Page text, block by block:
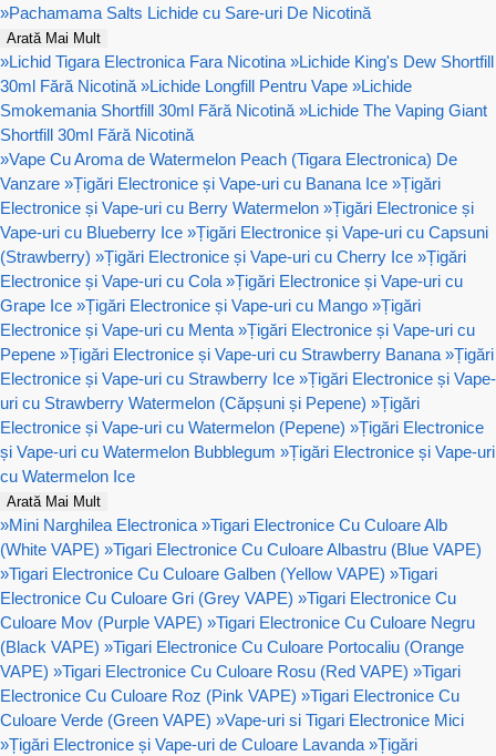
»Pachamama Salts Lichide cu Sare-uri De Nicotină
Arată Mai Mult
»Lichid Tigara Electronica Fara Nicotina »Lichide King's Dew Shortfill
30ml Fără Nicotină »Lichide Longfill Pentru Vape »Lichide
Smokemania Shortfill 30ml Fără Nicotină »Lichide The Vaping Giant
Shortfill 30ml Fără Nicotină
»Vape Cu Aroma de Watermelon Peach (Tigara Electronica) De
Vanzare »Țigări Electronice și Vape-uri cu Banana Ice »Țigări
Electronice și Vape-uri cu Berry Watermelon »Țigări Electronice și
Vape-uri cu Blueberry Ice »Țigări Electronice și Vape-uri cu Capsuni
(Strawberry) »Țigări Electronice și Vape-uri cu Cherry Ice »Țigări
Electronice și Vape-uri cu Cola »Țigări Electronice și Vape-uri cu
Grape Ice »Țigări Electronice și Vape-uri cu Mango »Țigări
Electronice și Vape-uri cu Menta »Țigări Electronice și Vape-uri cu
Pepene »Țigări Electronice și Vape-uri cu Strawberry Banana »Țigări
Electronice și Vape-uri cu Strawberry Ice »Țigări Electronice și Vape-
uri cu Strawberry Watermelon (Căpșuni și Pepene) »Țigări
Electronice și Vape-uri cu Watermelon (Pepene) »Țigări Electronice
și Vape-uri cu Watermelon Bubblegum »Țigări Electronice și Vape-uri
cu Watermelon Ice
Arată Mai Mult
»Mini Narghilea Electronica »Tigari Electronice Cu Culoare Alb
(White VAPE) »Tigari Electronice Cu Culoare Albastru (Blue VAPE)
»Tigari Electronice Cu Culoare Galben (Yellow VAPE) »Tigari
Electronice Cu Culoare Gri (Grey VAPE) »Tigari Electronice Cu
Culoare Mov (Purple VAPE) »Tigari Electronice Cu Culoare Negru
(Black VAPE) »Tigari Electronice Cu Culoare Portocaliu (Orange
VAPE) »Tigari Electronice Cu Culoare Rosu (Red VAPE) »Tigari
Electronice Cu Culoare Roz (Pink VAPE) »Tigari Electronice Cu
Culoare Verde (Green VAPE) »Vape-uri si Tigari Electronice Mici
»Țigări Electronice și Vape-uri de Culoare Lavanda »Țigări